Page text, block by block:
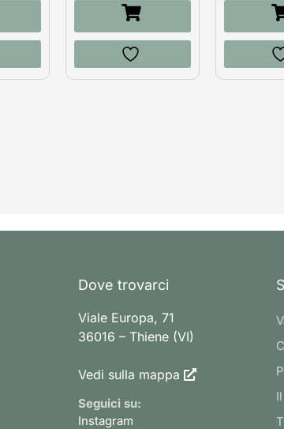
Dove trovarci
Viale Europa, 71
36016 – Thiene (VI)
Vedi sulla mappa
Seguici su:
Instagram